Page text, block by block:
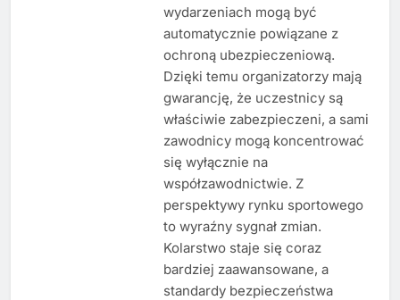
wydarzeniach mogą być
automatycznie powiązane z
ochroną ubezpieczeniową.
Dzięki temu organizatorzy mają
gwarancję, że uczestnicy są
właściwie zabezpieczeni, a sami
zawodnicy mogą koncentrować
się wyłącznie na
współzawodnictwie. Z
perspektywy rynku sportowego
to wyraźny sygnał zmian.
Kolarstwo staje się coraz
bardziej zaawansowane, a
standardy bezpieczeństwa